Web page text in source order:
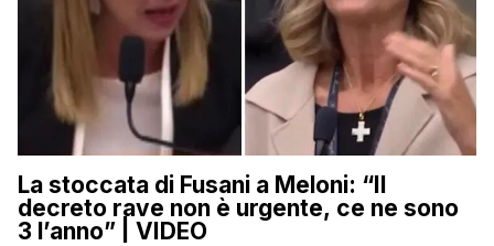
La stoccata di Fusani a Meloni: “Il
decreto rave non è urgente, ce ne sono
3 l’anno” | VIDEO